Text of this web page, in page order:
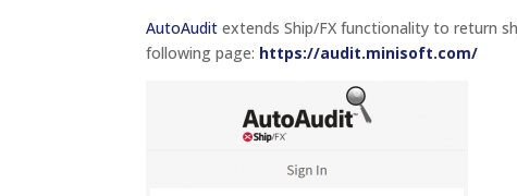
AutoAudit extends Ship/FX functionality to return
following page: https://audit.minisoft.com/